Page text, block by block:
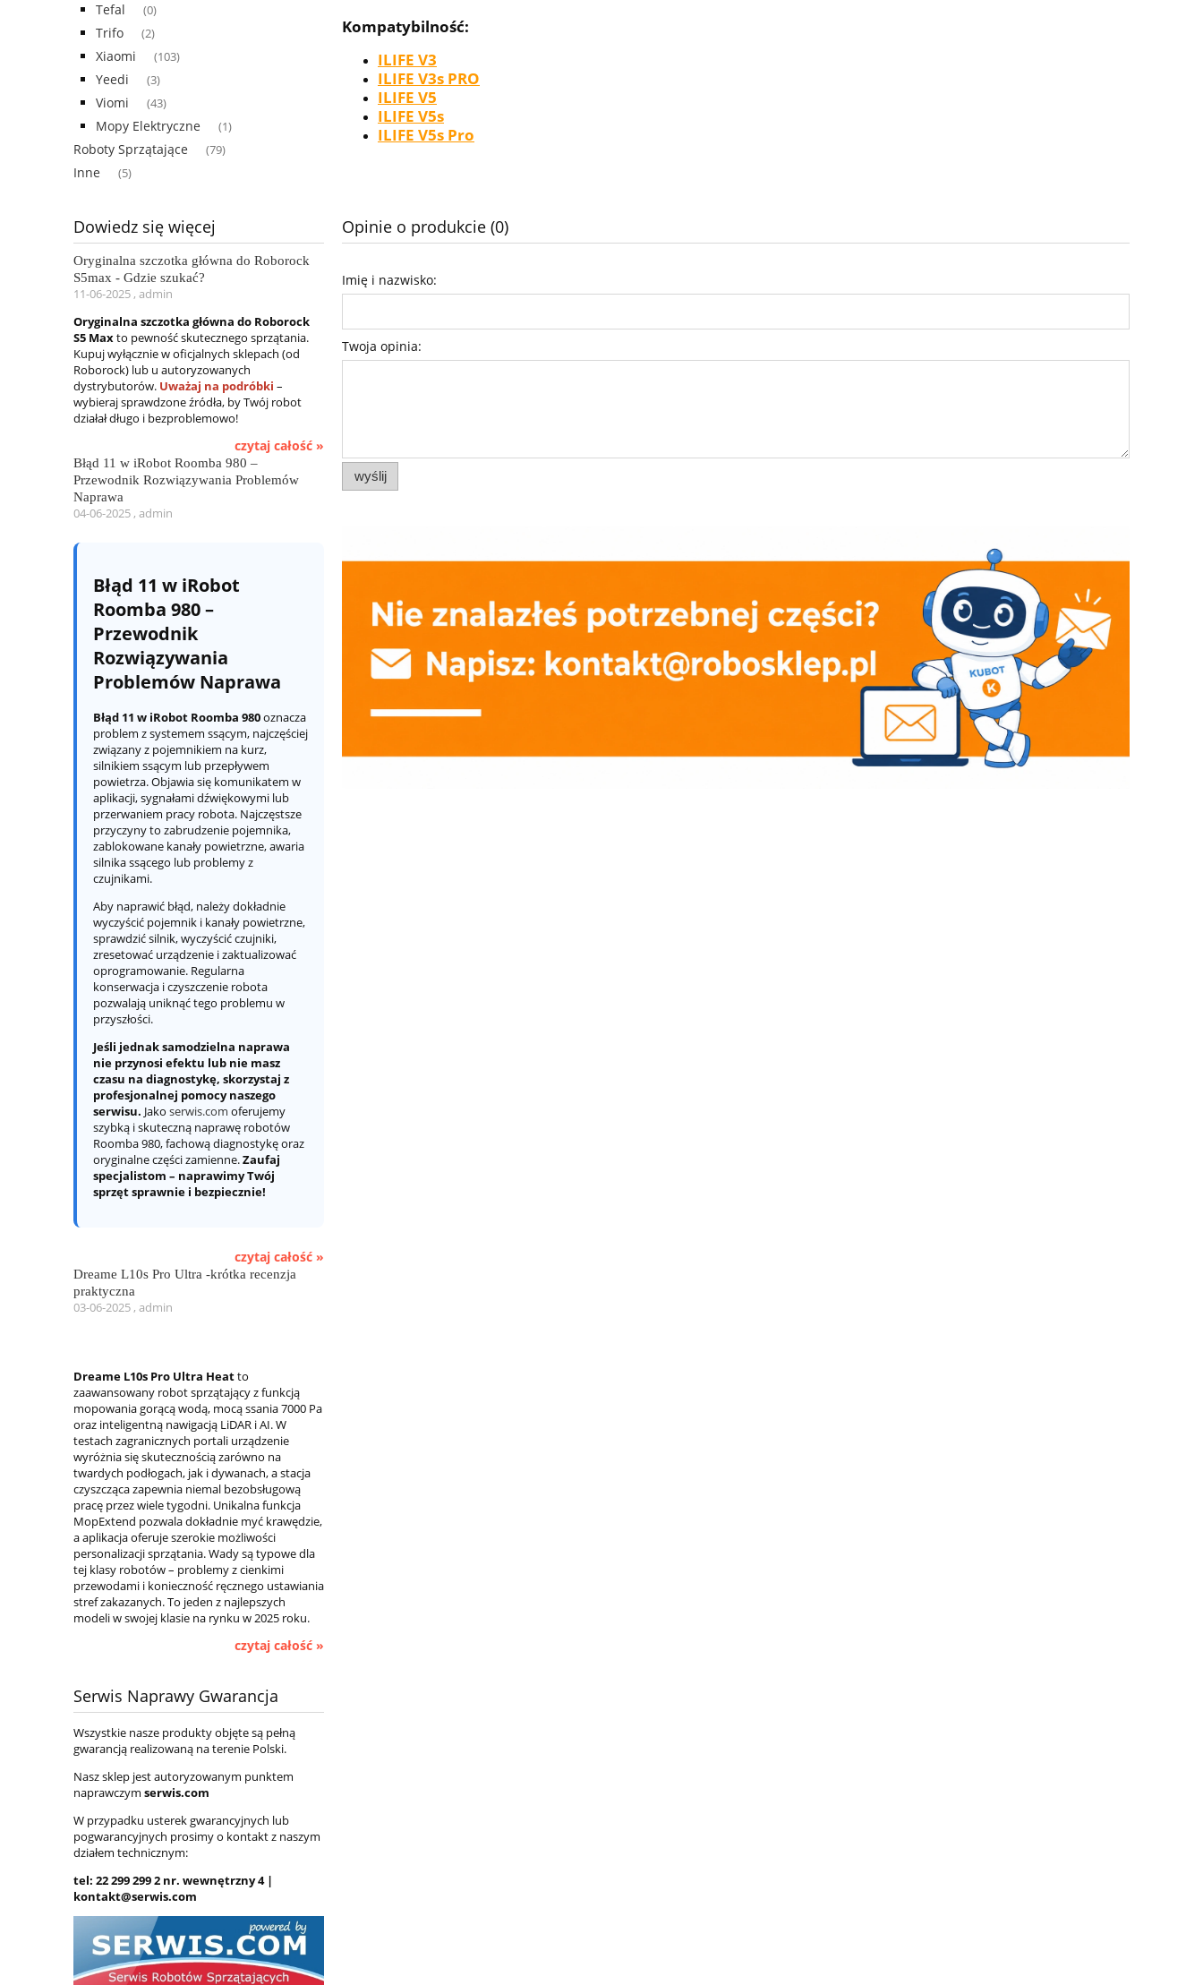
Tefal (0)
Trifo (2)
Xiaomi (103)
Yeedi (3)
Viomi (43)
Mopy Elektryczne (1)
Roboty Sprzątające (79)
Inne (5)
Dowiedz się więcej
Oryginalna szczotka główna do Roborock
S5max - Gdzie szukać?
11-06-2025 , admin
Oryginalna szczotka główna do Roborock
S5 Maxto pewność skutecznego sprzątania.
Kupuj wyłącznie w oficjalnych sklepach (od
Roborock) lub u autoryzowanych
dystrybutorów. Uważaj na podróbki –
wybieraj sprawdzone źródła, by Twój robot
działał długo i bezproblemowo!
czytaj całość »
Błąd 11 w iRobot Roomba 980 –
Przewodnik Rozwiązywania Problemów
Naprawa
04-06-2025 , admin
Błąd 11 w iRobot
Roomba 980 –
Przewodnik
Rozwiązywania
Problemów Naprawa
Błąd 11 w iRobot Roomba 980oznacza
problem z systemem ssącym, najczęściej
związany z pojemnikiem na kurz,
silnikiem ssącym lub przepływem
powietrza. Objawia się komunikatem w
aplikacji, sygnałami dźwiękowymi lub
przerwaniem pracy robota. Najczęstsze
przyczyny to zabrudzenie pojemnika,
zablokowane kanały powietrzne, awaria
silnika ssącego lub problemy z
czujnikami.
Aby naprawić błąd, należy dokładnie
wyczyścić pojemnik i kanały powietrzne,
sprawdzić silnik, wyczyścić czujniki,
zresetować urządzenie i zaktualizować
oprogramowanie. Regularna
konserwacja i czyszczenie robota
pozwalają uniknąć tego problemu w
przyszłości.
Jeśli jednak samodzielna naprawa
nie przynosi efektu lub nie masz
czasu na diagnostykę, skorzystaj z
profesjonalnej pomocy naszego
serwisu. Jako serwis.com oferujemy
szybką i skuteczną naprawę robotów
Roomba 980, fachową diagnostykę oraz
oryginalne części zamienne.Zaufaj
specjalistom – naprawimy Twój
sprzęt sprawnie i bezpiecznie!
czytaj całość »
Dreame L10s Pro Ultra -krótka recenzja
praktyczna
03-06-2025 , admin
Dreame L10s Pro Ultra Heatto
zaawansowany robot sprzątający z funkcją
mopowania gorącą wodą, mocą ssania 7000 Pa
oraz inteligentną nawigacją LiDAR i AI. W
testach zagranicznych portali urządzenie
wyróżnia się skutecznością zarówno na
twardych podłogach, jak i dywanach, a stacja
czyszcząca zapewnia niemal bezobsługową
pracę przez wiele tygodni. Unikalna funkcja
MopExtend pozwala dokładnie myć krawędzie,
a aplikacja oferuje szerokie możliwości
personalizacji sprzątania. Wady są typowe dla
tej klasy robotów – problemy z cienkimi
przewodami i konieczność ręcznego ustawiania
stref zakazanych. To jeden z najlepszych
modeli w swojej klasie na rynku w 2025 roku.
czytaj całość »
Serwis Naprawy Gwarancja
Wszystkie nasze produkty objęte są pełną
gwarancją realizowaną na terenie Polski.
Nasz sklep jest autoryzowanym punktem
naprawczym serwis.com
W przypadku usterek gwarancyjnych lub
pogwarancyjnych prosimy o kontakt z naszym
działem technicznym:
tel: 22 299 299 2 nr. wewnętrzny 4 |
kontakt@serwis.com
Kompatybilność:
ILIFE V3
ILIFE V3s PRO
ILIFE V5
ILIFE V5s
ILIFE V5s Pro
Opinie o produkcie (0)
Imię i nazwisko:
Twoja opinia:
wyślij